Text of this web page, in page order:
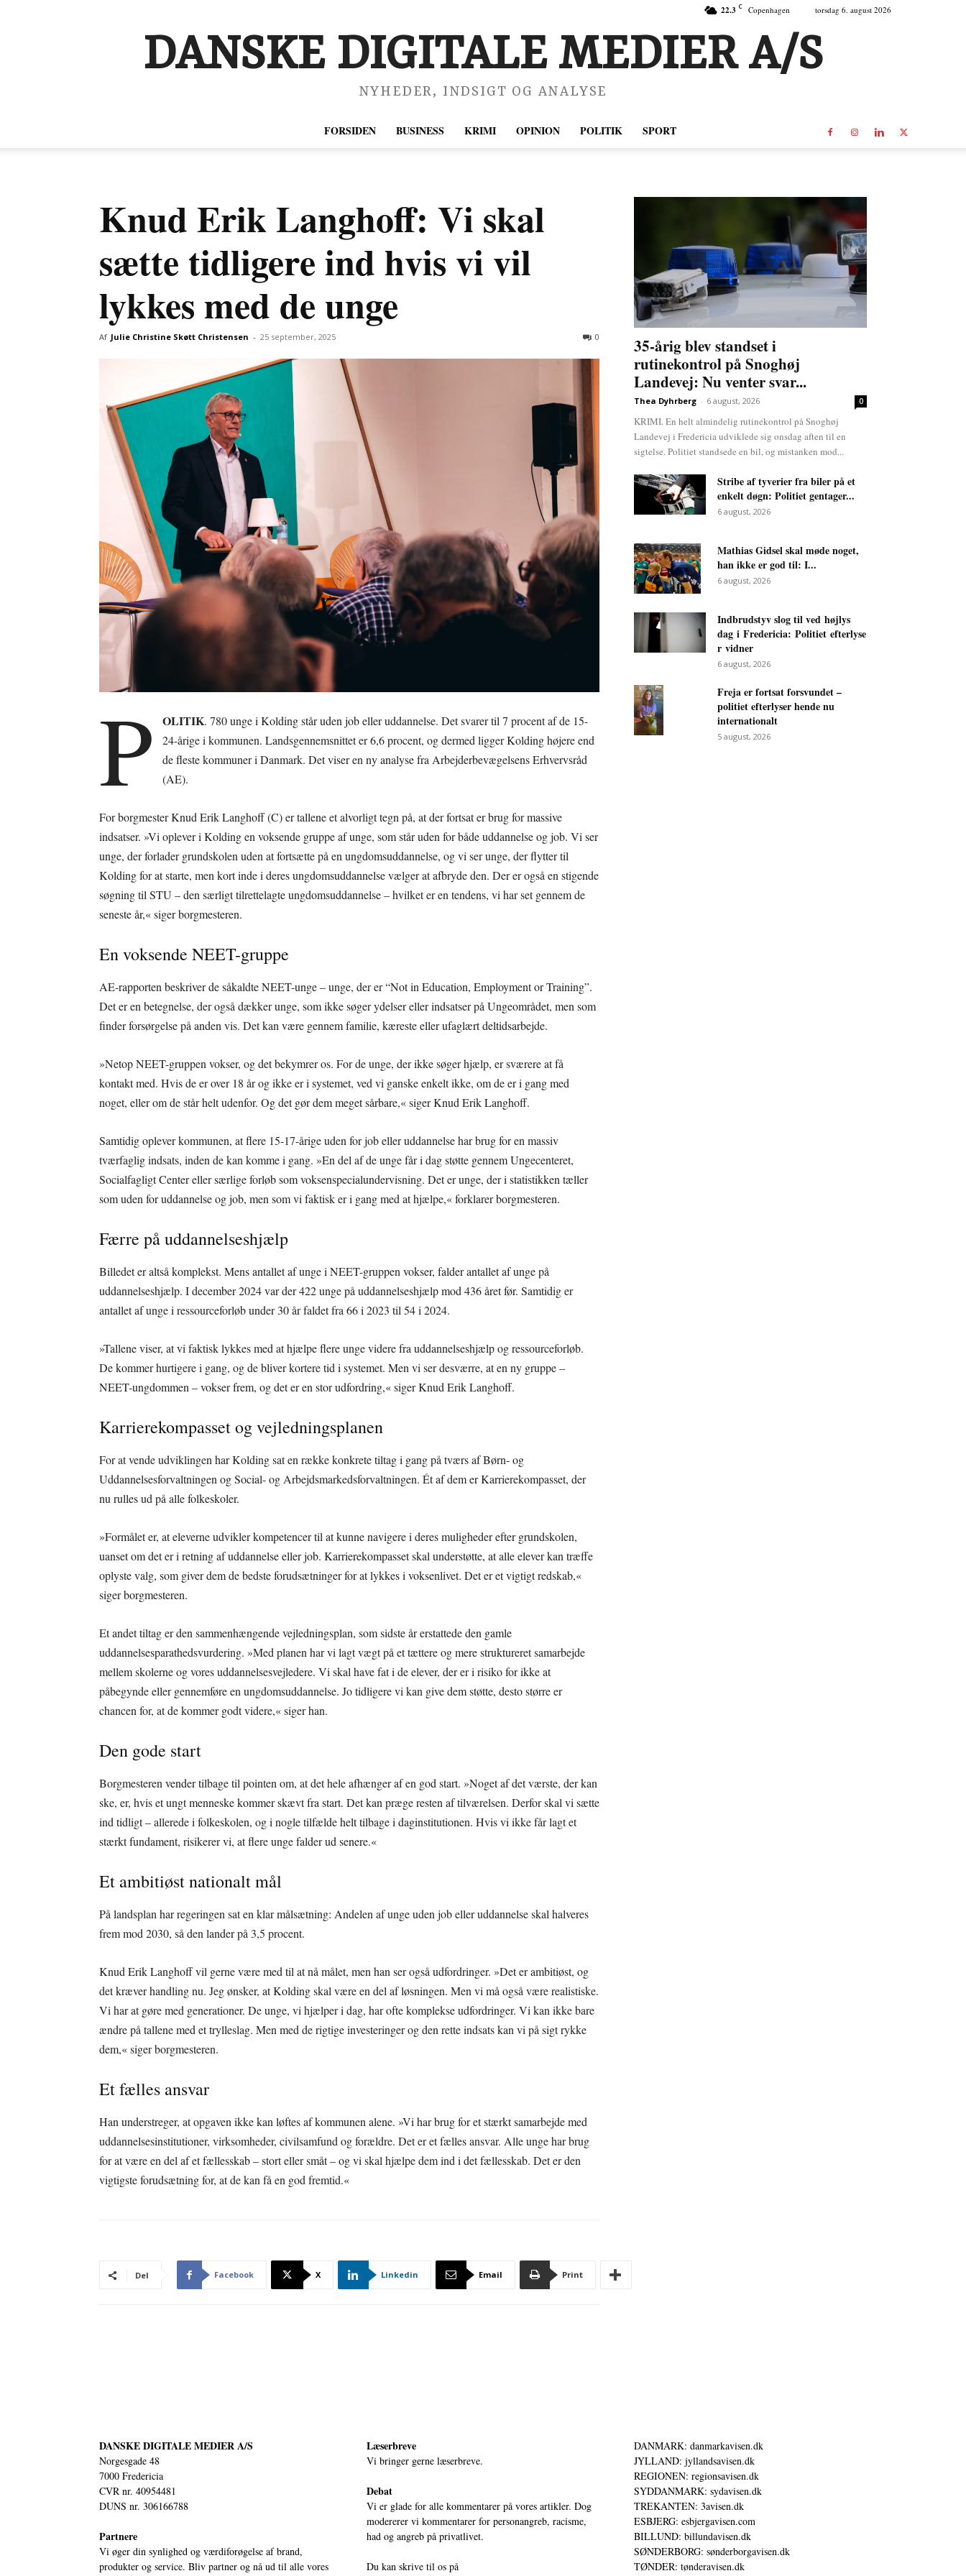
22.3 C Copenhagen torsdag 6. august 2026
DANSKE DIGITALE MEDIER A/S
NYHEDER, INDSIGT OG ANALYSE
FORSIDEN BUSINESS KRIMI OPINION POLITIK SPORT
Knud Erik Langhoff: Vi skal
sætte tidligere ind hvis vi vil
lykkes med de unge
Af Julie Christine Skøtt Christensen - 25 september, 2025 0
P OLITIK. 780 unge i Kolding står uden job eller uddannelse. Det svarer til 7 procent af de 15-
24-årige i kommunen. Landsgennemsnittet er 6,6 procent, og dermed ligger Kolding højere end
de fleste kommuner i Danmark. Det viser en ny analyse fra Arbejderbevægelsens Erhvervsråd
(AE).
For borgmester Knud Erik Langhoff (C) er tallene et alvorligt tegn på, at der fortsat er brug for massive
indsatser. »Vi oplever i Kolding en voksende gruppe af unge, som står uden for både uddannelse og job. Vi ser
unge, der forlader grundskolen uden at fortsætte på en ungdomsuddannelse, og vi ser unge, der flytter til
Kolding for at starte, men kort inde i deres ungdomsuddannelse vælger at afbryde den. Der er også en stigende
søgning til STU – den særligt tilrettelagte ungdomsuddannelse – hvilket er en tendens, vi har set gennem de
seneste år,« siger borgmesteren.
En voksende NEET-gruppe
AE-rapporten beskriver de såkaldte NEET-unge – unge, der er “Not in Education, Employment or Training”.
Det er en betegnelse, der også dækker unge, som ikke søger ydelser eller indsatser på Ungeområdet, men som
finder forsørgelse på anden vis. Det kan være gennem familie, kæreste eller ufaglært deltidsarbejde.
»Netop NEET-gruppen vokser, og det bekymrer os. For de unge, der ikke søger hjælp, er sværere at få
kontakt med. Hvis de er over 18 år og ikke er i systemet, ved vi ganske enkelt ikke, om de er i gang med
noget, eller om de står helt udenfor. Og det gør dem meget sårbare,« siger Knud Erik Langhoff.
Samtidig oplever kommunen, at flere 15-17-årige uden for job eller uddannelse har brug for en massiv
tværfaglig indsats, inden de kan komme i gang. »En del af de unge får i dag støtte gennem Ungecenteret,
Socialfagligt Center eller særlige forløb som voksenspecialundervisning. Det er unge, der i statistikken tæller
som uden for uddannelse og job, men som vi faktisk er i gang med at hjælpe,« forklarer borgmesteren.
Færre på uddannelseshjælp
Billedet er altså komplekst. Mens antallet af unge i NEET-gruppen vokser, falder antallet af unge på
uddannelseshjælp. I december 2024 var der 422 unge på uddannelseshjælp mod 436 året før. Samtidig er
antallet af unge i ressourceforløb under 30 år faldet fra 66 i 2023 til 54 i 2024.
»Tallene viser, at vi faktisk lykkes med at hjælpe flere unge videre fra uddannelseshjælp og ressourceforløb.
De kommer hurtigere i gang, og de bliver kortere tid i systemet. Men vi ser desværre, at en ny gruppe –
NEET-ungdommen – vokser frem, og det er en stor udfordring,« siger Knud Erik Langhoff.
Karrierekompasset og vejledningsplanen
For at vende udviklingen har Kolding sat en række konkrete tiltag i gang på tværs af Børn- og
Uddannelsesforvaltningen og Social- og Arbejdsmarkedsforvaltningen. Ét af dem er Karrierekompasset, der
nu rulles ud på alle folkeskoler.
»Formålet er, at eleverne udvikler kompetencer til at kunne navigere i deres muligheder efter grundskolen,
uanset om det er i retning af uddannelse eller job. Karrierekompasset skal understøtte, at alle elever kan træffe
oplyste valg, som giver dem de bedste forudsætninger for at lykkes i voksenlivet. Det er et vigtigt redskab,«
siger borgmesteren.
Et andet tiltag er den sammenhængende vejledningsplan, som sidste år erstattede den gamle
uddannelsesparathedsvurdering. »Med planen har vi lagt vægt på et tættere og mere struktureret samarbejde
mellem skolerne og vores uddannelsesvejledere. Vi skal have fat i de elever, der er i risiko for ikke at
påbegynde eller gennemføre en ungdomsuddannelse. Jo tidligere vi kan give dem støtte, desto større er
chancen for, at de kommer godt videre,« siger han.
Den gode start
Borgmesteren vender tilbage til pointen om, at det hele afhænger af en god start. »Noget af det værste, der kan
ske, er, hvis et ungt menneske kommer skævt fra start. Det kan præge resten af tilværelsen. Derfor skal vi sætte
ind tidligt – allerede i folkeskolen, og i nogle tilfælde helt tilbage i daginstitutionen. Hvis vi ikke får lagt et
stærkt fundament, risikerer vi, at flere unge falder ud senere.«
Et ambitiøst nationalt mål
På landsplan har regeringen sat en klar målsætning: Andelen af unge uden job eller uddannelse skal halveres
frem mod 2030, så den lander på 3,5 procent.
Knud Erik Langhoff vil gerne være med til at nå målet, men han ser også udfordringer. »Det er ambitiøst, og
det kræver handling nu. Jeg ønsker, at Kolding skal være en del af løsningen. Men vi må også være realistiske.
Vi har at gøre med generationer. De unge, vi hjælper i dag, har ofte komplekse udfordringer. Vi kan ikke bare
ændre på tallene med et trylleslag. Men med de rigtige investeringer og den rette indsats kan vi på sigt rykke
dem,« siger borgmesteren.
Et fælles ansvar
Han understreger, at opgaven ikke kan løftes af kommunen alene. »Vi har brug for et stærkt samarbejde med
uddannelsesinstitutioner, virksomheder, civilsamfund og forældre. Det er et fælles ansvar. Alle unge har brug
for at være en del af et fællesskab – stort eller småt – og vi skal hjælpe dem ind i det fællesskab. Det er den
vigtigste forudsætning for, at de kan få en god fremtid.«
Del Facebook X Linkedin Email Print
35-årig blev standset i
rutinekontrol på Snoghøj
Landevej: Nu venter svar...
Thea Dyhrberg - 6 august, 2026 0
KRIMI. En helt almindelig rutinekontrol på Snoghøj
Landevej i Fredericia udviklede sig onsdag aften til en
sigtelse. Politiet standsede en bil, og mistanken mod...
Stribe af tyverier fra biler på et
enkelt døgn: Politiet gentager...
6 august, 2026
Mathias Gidsel skal møde noget,
han ikke er god til: I...
6 august, 2026
Indbrudstyv slog til ved højlys
dag i Fredericia: Politiet efterlyse
r vidner
6 august, 2026
Freja er fortsat forsvundet –
politiet efterlyser hende nu
internationalt
5 august, 2026
DANSKE DIGITALE MEDIER A/S
Norgesgade 48
7000 Fredericia
CVR nr. 40954481
DUNS nr. 306166788
Partnere
Vi øger din synlighed og værdiforøgelse af brand,
produkter og service. Bliv partner og nå ud til alle vores
Læserbreve
Vi bringer gerne læserbreve.
Debat
Vi er glade for alle kommentarer på vores artikler. Dog
modererer vi kommentarer for personangreb, racisme,
had og angreb på privatlivet.
Du kan skrive til os på
DANMARK: danmarkavisen.dk
JYLLAND: jyllandsavisen.dk
REGIONEN: regionsavisen.dk
SYDDANMARK: sydavisen.dk
TREKANTEN: 3avisen.dk
ESBJERG: esbjergavisen.com
BILLUND: billundavisen.dk
SØNDERBORG: sønderborgavisen.dk
TØNDER: tønderavisen.dk